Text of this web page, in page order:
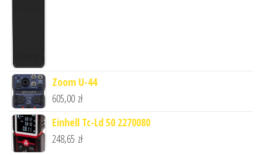
Zoom U-44
605,00 zł
Einhell Tc-Ld 50 2270080
248,65 zł